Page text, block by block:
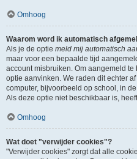
Omhoog
Waarom word ik automatisch
Als je de optie meld mij automatisch
maar voor een bepaalde tijd
account misbruiken. Om aangemeld
optie aanvinken. We raden dit echter
computer, bijvoorbeeld op school, in
Als deze optie niet beschikbaar is,
Omhoog
Wat doet "verwijder cookies"?
"Verwijder cookies" zorgt dat alle